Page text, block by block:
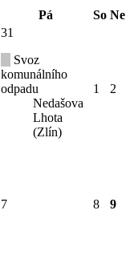
Pá So Ne
31
Svoz
komunálního
odpadu
Nedašova
Lhota
(Zlín)
1 2
7 8 9